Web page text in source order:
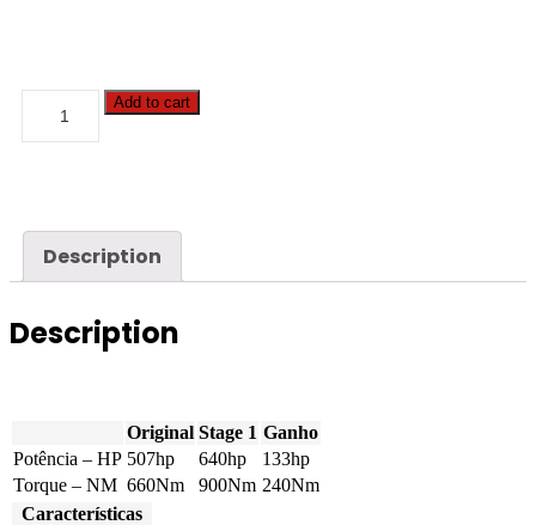
Continental
4.0
TFSI
Add to cart
Description
Description
Original Stage 1 Ganho
Potência – HP 507hp 640hp
133hp
Torque – NM 660Nm 900Nm 240Nm
Características